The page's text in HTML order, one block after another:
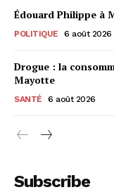
Édouard Philippe à
POLITIQUE 6 août 2026
Drogue : la
Mayotte
SANTÉ 6 août 2026
Subscribe